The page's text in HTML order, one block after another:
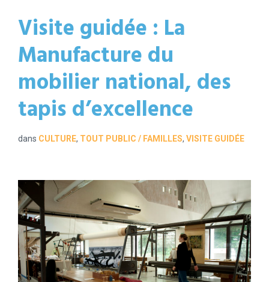
Visite guidée : La
Manufacture du
mobilier national, des
tapis d’excellence
dans CULTURE, TOUT PUBLIC / FAMILLES, VISITE GUIDÉE